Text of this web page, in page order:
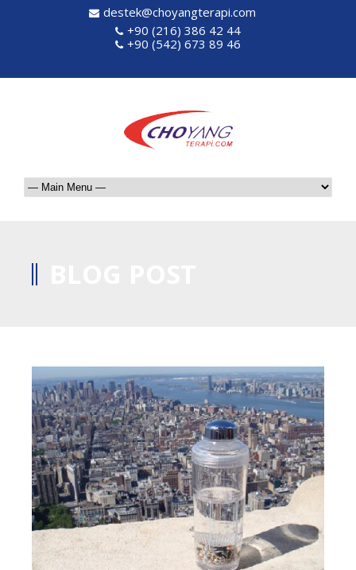
destek@choyangterapi.com
+90 (216) 386 42 44
+90 (542) 673 89 46